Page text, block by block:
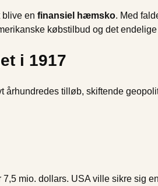
blive en finansiel hæmsko. Med
købstilbud og det
i 1917
århundredes tilløb, skiftende
7,5 mio. dollars. USA ville sikre sig